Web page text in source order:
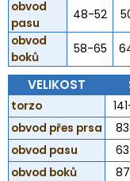
obvod
pasu
48-52
obvod
boků
58-65
VELIKOST
torzo
obvod přes prsa
obvod pasu
obvod boků